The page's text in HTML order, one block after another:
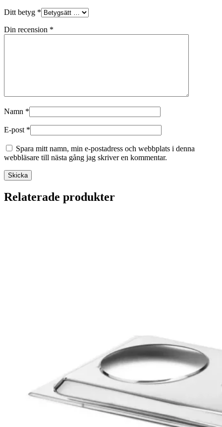
Ditt betyg *
Din recension *
Namn *
E-post *
Spara mitt namn, min e-postadress och webbplats i denna
webbläsare till nästa gång jag skriver en kommentar.
Relaterade produkter